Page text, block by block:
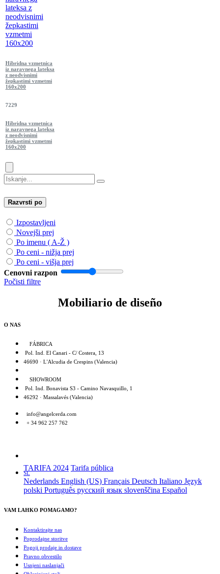
Hibridna vzmetnica
iz naravnega lateksa
z neodvisnimi
žepkastimi vzmetmi
160x200
7229
Hibridna vzmetnica
iz naravnega lateksa
z neodvisnimi
žepkastimi vzmetmi
160x200
Razvrsti po
Izpostavljeni
Novejši prej
Po imenu ( A-Ž )
Po ceni - nižja prej
Po ceni - višja prej
Cenovni razpon
Počisti filtre
Mobiliario de diseño
O NAS
FÁBRICA
Pol. Ind. El Canari - C/ Costera, 13
46690 · L'Alcudia de Crespins (Valencia)
SHOWROOM
Pol. Ind. Bonavista S3 - Camino Navasquillo, 1
46292 · Massalavés (Valencia)
info@angelcerda.com
+ 34 962 257 762
TARIFA 2024 Tarifa pública
SL
Nederlands English (US) Français Deutsch Italiano Język
polski Português русский язык slovenščina Español
VAM LAHKO POMAGAMO?
Kontaktirajte nas
Poprodajne storitve
Pogoji prodaje in dostave
Pravno obvestilo
Usnjeni naslanjači